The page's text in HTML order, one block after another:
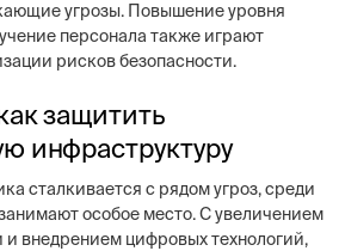
угрозы. Повышение уровня
персонала также играют
рисков безопасности.
защитить
инфраструктуру
сталкивается с рядом угроз, среди
особое место. С увеличением
и внедрением цифровых технологий,